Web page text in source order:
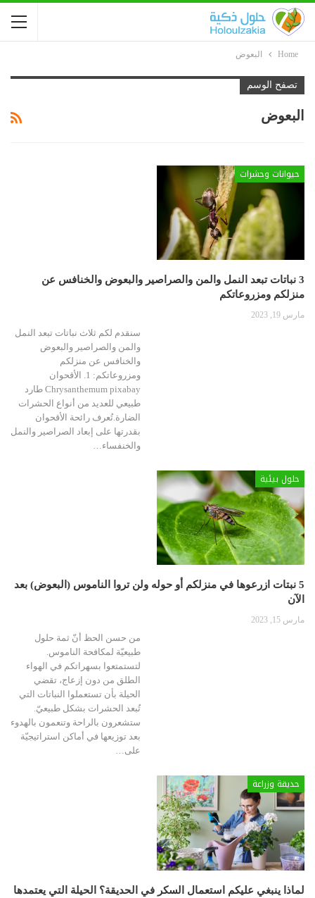
Home البعوض
تصفح الوسم
البعوض
حيوانات وحشرات
3 نباتات تبعد النمل والمن والصراصير والبعوض والخنافس عن
منزلكم ومزروعاتكم
مارس 19, 2023
سنقدم لكم ثلاث نباتات تبعد النمل
والمن والصراصير والبعوض
والخنافس عن منزلكم
ومزروعاتكم:
1. الأقحوان
Chrysanthemum pixabay
طارد
طبيعي للعديد من أنواع الحشرات
الضارة.تُعرف رائحة الأقحوان
بقدرتها على إبعاد الصراصير والنمل
والخنفساء…
حلول بيئية
5 نبتات ازرعوها في منزلكم أو حوله ولن تروا الناموس (البعوض) بعد
الآن
مارس 15, 2023
من حسن الحظ أنّ ثمة حلول
طبيعيّة لمكافحة الناموس.
لتستمتعوا بسهراتكم في الهواء
الطلق من دون إزعاج، تقضي
الحيلة بأن تستعملوا النباتات التي
تُبعد الحشرات بشكل طبيعيّ.
ستشعرون بالراحة وتنعمون بالهدوء
بعد توزيعها في أماكن استراتيجيّة
على…
حديقة وزراعة
لماذا ينبغي عليكم استعمال السكر في الحديقة؟ الحيلة التي يعتمدها